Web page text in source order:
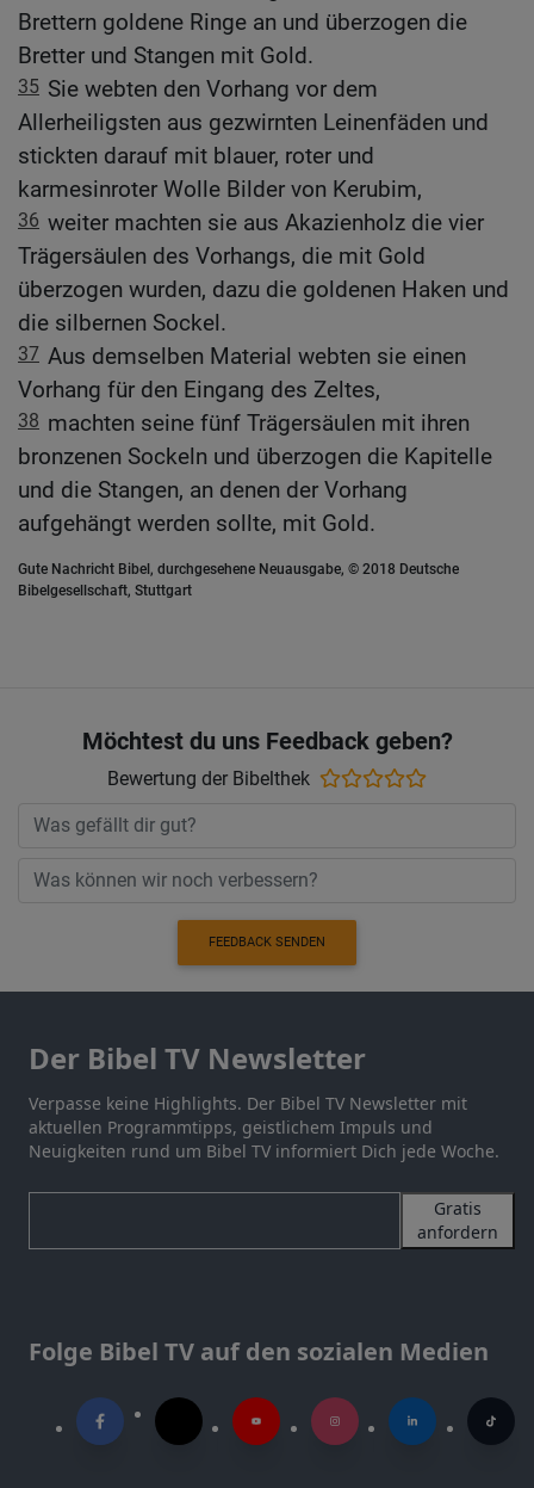
Brettern goldene Ringe an und überzogen die
Bretter und Stangen mit Gold.
35 Sie webten den Vorhang vor dem
Allerheiligsten aus gezwirnten Leinenfäden und
stickten darauf mit blauer, roter und
karmesinroter Wolle Bilder von Kerubim,
36 weiter machten sie aus Akazienholz die vier
Trägersäulen des Vorhangs, die mit Gold
überzogen wurden, dazu die goldenen Haken und
die silbernen Sockel.
37 Aus demselben Material webten sie einen
Vorhang für den Eingang des Zeltes,
38 machten seine fünf Trägersäulen mit ihren
bronzenen Sockeln und überzogen die Kapitelle
und die Stangen, an denen der Vorhang
aufgehängt werden sollte, mit Gold.
Gute Nachricht Bibel, durchgesehene Neuausgabe, © 2018 Deutsche
Bibelgesellschaft, Stuttgart
Möchtest du uns Feedback geben?
Bewertung der Bibelthek
FEEDBACK SENDEN
Der Bibel TV Newsletter
Verpasse keine Highlights. Der Bibel TV Newsletter mit
aktuellen Programmtipps, geistlichem Impuls und
Neuigkeiten rund um Bibel TV informiert Dich jede Woche.
Gratis
anfordern
Folge Bibel TV auf den sozialen Medien